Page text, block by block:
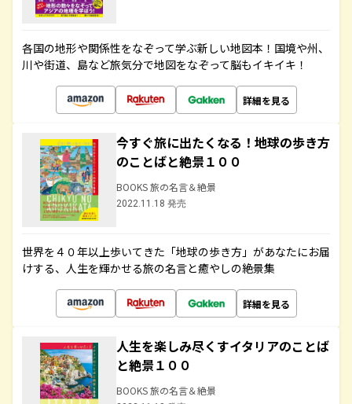
各国の地形や関係性をなぞって学ぶ新しい地図本！国境や州、
川や街道、島など旅気分で地図をなぞって脳もイキイキ！
詳細を見る
今すぐ旅に出たくなる！地球の歩き方
のことばと絶景１００
BOOKS 旅の名言＆絶景
2022.11.18 発売
世界を４０年以上歩いてきた「地球の歩き方」があなたにお届
けする、人生を輝かせる旅の名言と癒やしの絶景集
詳細を見る
人生を楽しみ尽くすイタリアのことば
と絶景１００
BOOKS 旅の名言＆絶景